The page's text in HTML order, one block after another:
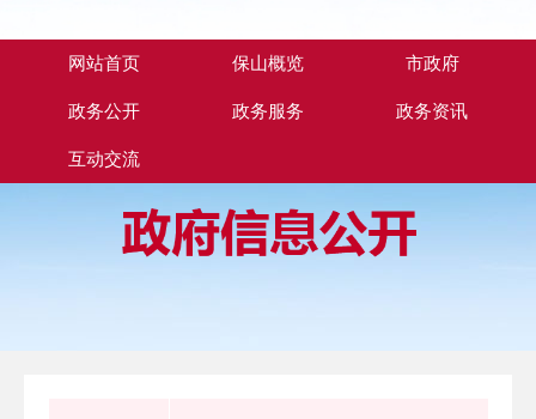
网站首页 保山概览 市政府
政务公开 政务服务 政务资讯
互动交流